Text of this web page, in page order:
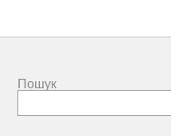
Пошук